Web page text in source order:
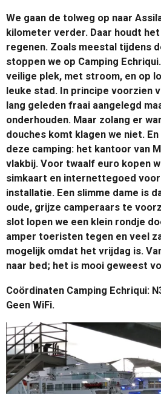
We gaan de tolweg op naar
kilometer verder. Daar houdt
regenen. Zoals meestal tijdens
stoppen we op Camping
veilige plek, met stroom, en op
leuke stad. In principe voorzien
lang geleden fraai aangelegd
onderhouden. Maar zolang er
douches komt klagen we niet.
deze camping: het kantoor van
vlakbij. Voor twaalf euro kopen
simkaart en internettegoed
installatie. Een slimme dame is
oude, grijze camperaars te
slot lopen we een klein rondje
amper toeristen tegen en veel
mogelijk omdat het vrijdag is.
naar bed; het is mooi geweest
Coördinaten Camping Echriqui:
Geen WiFi.